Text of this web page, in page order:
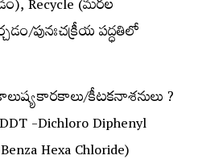
Recycle (మరల
పునఃచక్రీయ పద్ధతిలో
కీటకనాశనులు ?
-Dichloro Diphenyl
Hexa Chloride)